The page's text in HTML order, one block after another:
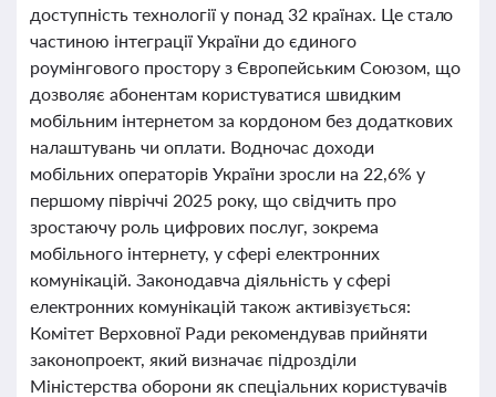
доступність технології у понад 32 країнах. Це стало
частиною інтеграції України до єдиного
роумінгового простору з Європейським Союзом, що
дозволяє абонентам користуватися швидким
мобільним інтернетом за кордоном без додаткових
налаштувань чи оплати. Водночас доходи
мобільних операторів України зросли на 22,6% у
першому півріччі 2025 року, що свідчить про
зростаючу роль цифрових послуг, зокрема
мобільного інтернету, у сфері електронних
комунікацій. Законодавча діяльність у сфері
електронних комунікацій також активізується:
Комітет Верховної Ради рекомендував прийняти
законопроект, який визначає підрозділи
Міністерства оборони як спеціальних користувачів